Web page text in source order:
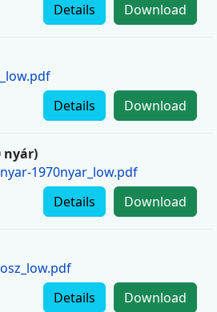
Download
Details
Download
Details
nyár)
1970nyar_low.pdf
Download
Details
Download
Details